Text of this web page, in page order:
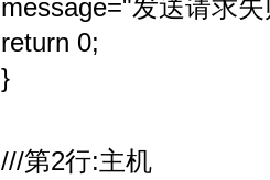
message="发送请求
return 0;
}
///第2行:主机